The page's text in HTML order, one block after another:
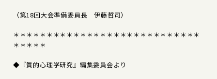
（第18回大会準備委員長 伊藤哲司）
＊＊＊＊＊＊＊＊＊＊＊＊＊＊＊＊＊＊＊＊＊＊＊＊＊＊＊＊
＊＊＊＊＊
◆『質的心理学研究』編集委員会より